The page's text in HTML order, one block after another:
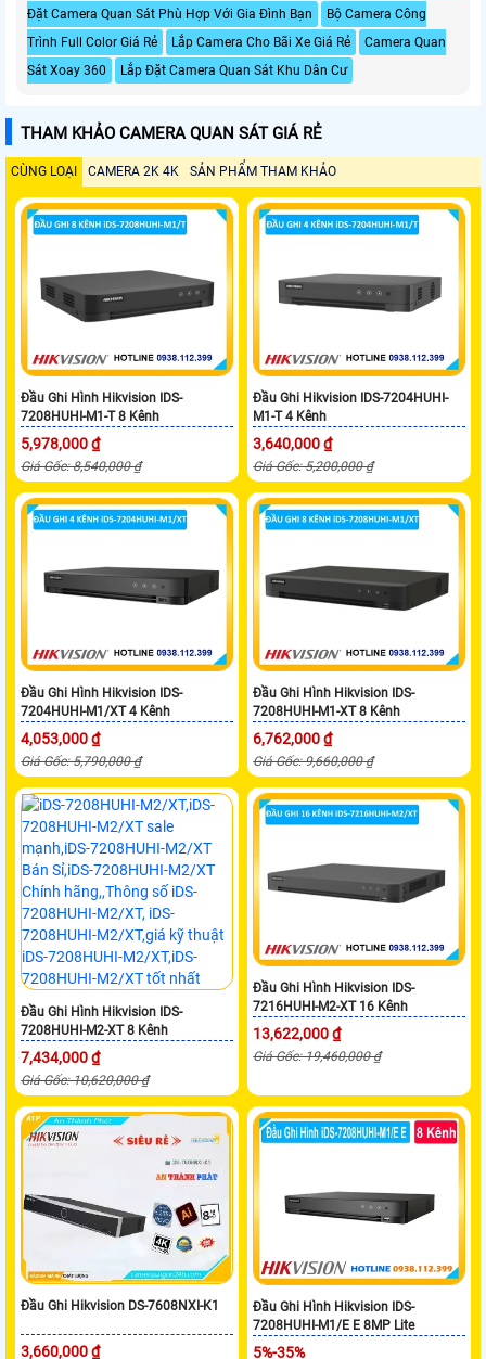
Đặt Camera Quan Sát Phù Hợp Với Gia Đình Bạn
Bộ Camera Công
Trình Full Color Giá Rẻ
Lắp Camera Cho Bãi Xe Giá Rẻ
Camera Quan
Sát Xoay 360
Lắp Đặt Camera Quan Sát Khu Dân Cư
THAM KHẢO CAMERA QUAN SÁT GIÁ RẺ
CÙNG LOẠI CAMERA 2K 4K SẢN PHẨM THAM KHẢO
Đầu Ghi Hình Hikvision IDS-
7208HUHI-M1-T 8 Kênh
5,978,000 ₫
Giá Gốc: 8,540,000 ₫
Đầu Ghi Hikvision IDS-7204HUHI-
M1-T 4 Kênh
3,640,000 ₫
Giá Gốc: 5,200,000 ₫
Đầu Ghi Hình Hikvision IDS-
7204HUHI-M1/XT 4 Kênh
4,053,000 ₫
Giá Gốc: 5,790,000 ₫
Đầu Ghi Hình Hikvision IDS-
7208HUHI-M1-XT 8 Kênh
6,762,000 ₫
Giá Gốc: 9,660,000 ₫
Đầu Ghi Hình Hikvision IDS-
7208HUHI-M2-XT 8 Kênh
7,434,000 ₫
Giá Gốc: 10,620,000 ₫
Đầu Ghi Hình Hikvision IDS-
7216HUHI-M2-XT 16 Kênh
13,622,000 ₫
Giá Gốc: 19,460,000 ₫
Đầu Ghi Hikvision DS-7608NXI-K1
3,660,000 ₫
Đầu Ghi Hình Hikvision IDS-
7208HUHI-M1/E E 8MP Lite
5%-35%